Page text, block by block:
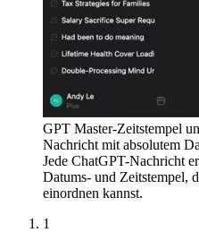
GPT Master-Zeitstempel
Nachricht mit absolutem
Jede ChatGPT-Nachricht
Datums- und Zeitstempel,
einordnen kannst.
1